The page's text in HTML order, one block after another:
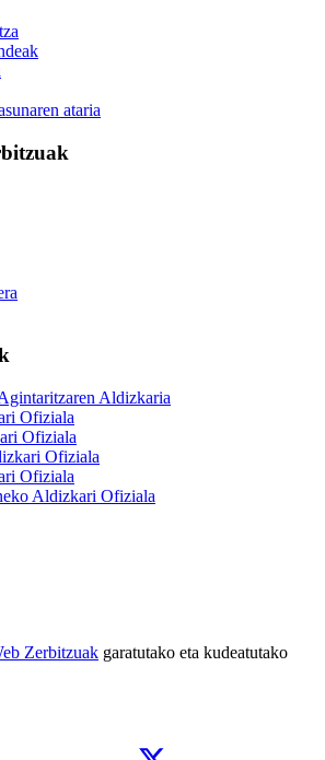
ataria
Aldizkaria
Ofiziala
Ofiziala
Ofiziala
Ofiziala
Aldizkari Ofiziala
Zerbitzuak garatutako eta kudeatutako